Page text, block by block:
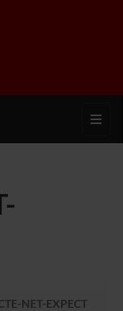
NET-EXPECT